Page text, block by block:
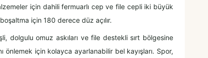
için dahili fermuarlı cep ve file cepli iki büyük
için 180 derece düz açılır.
dolgulu omuz askıları ve file destekli sırt bölgesine
önlemek için kolayca ayarlanabilir bel kayışları. Spor,